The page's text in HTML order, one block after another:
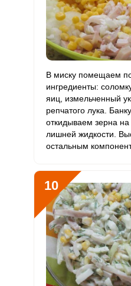
В миску помещаем
ингредиенты:
яиц, измельченный
репчатого лука.
откидываем зерна на
лишней жидкости.
остальным
10